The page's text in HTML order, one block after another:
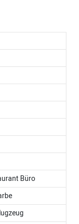
Büro